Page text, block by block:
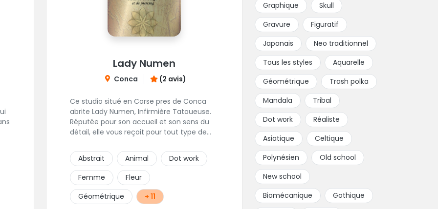
Lady Numen
Conca (2 avis)
Ce studio situé en Corse pres de Conca
abrite Lady Numen, Infirmière Tatoueuse.
Réputée pour son accueil et son sens du
détail, elle vous reçoit pour tout type de
ambitieux ! Foncez !
Abstrait Animal
Dot work
Femme
Fleur
Géométrique
+ 11
Graphique
Skull
Gravure
Figuratif
Japonais
Neo traditionnel
Tous les styles
Aquarelle
Géométrique
Trash polka
Mandala
Tribal
Dot work
Réaliste
Asiatique
Celtique
Polynésien
Old school
New school
Biomécanique
Gothique